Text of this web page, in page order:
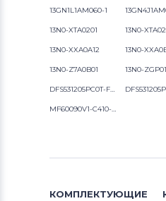
13GN1L1AM060-1
13N0-XTA0201 13N0-
13N0-XXA0A12 13N0-
13N0-Z7A0B01 13N0-
DFS531205PC0T-FA79
MF60090V1-C410-G99
КОМПЛЕКТУЮЩИЕ